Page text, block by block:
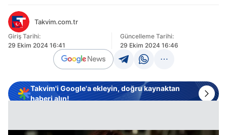
Takvim.com.tr
Giriş Tarihi:
29 Ekim 2024 16:41
Güncelleme Tarihi:
29 Ekim 2024 16:46
Takvim'i Google'a ekleyin, doğru kaynaktan
haberi alın!